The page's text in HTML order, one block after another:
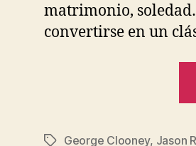
matrimonio,
convertirse en un
Etiquetas
George Clooney, Jason